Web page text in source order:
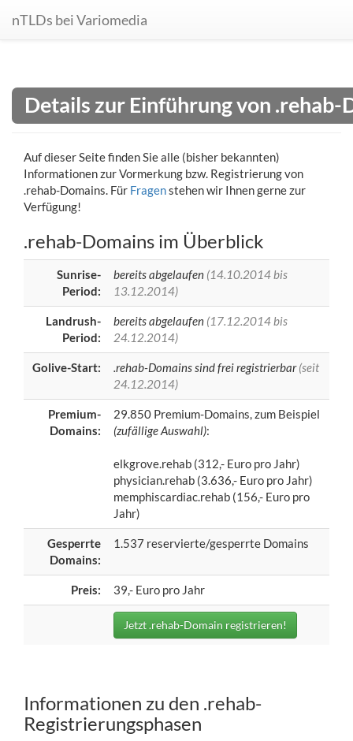
nTLDs bei Variomedia
Details zur Einführung von .rehab-
Auf dieser Seite finden Sie alle (bisher bekannten)
Informationen zur Vormerkung bzw. Registrierung von
.rehab-Domains. Für Fragenstehen wir Ihnen gerne zur
Verfügung!
.rehab-Domains im Überblick
Sunrise-
Period:
bereits abgelaufen (14.10.2014 bis
13.12.2014)
Landrush-
Period:
bereits abgelaufen (17.12.2014 bis
24.12.2014)
Golive-Start: .rehab-Domains sind frei registrierbar(seit
24.12.2014)
Premium-
Domains:
29.850 Premium-Domains, zum Beispiel
(zufällige Auswahl):
elkgrove.rehab (312,- Euro pro Jahr)
physician.rehab (3.636,- Euro pro Jahr)
memphiscardiac.rehab (156,- Euro pro
Jahr)
Gesperrte
Domains:
1.537 reservierte/gesperrte Domains
Preis: 39,- Euro pro Jahr
Jetzt .rehab-Domain registrieren!
Informationen zu den .rehab-
Registrierungsphasen